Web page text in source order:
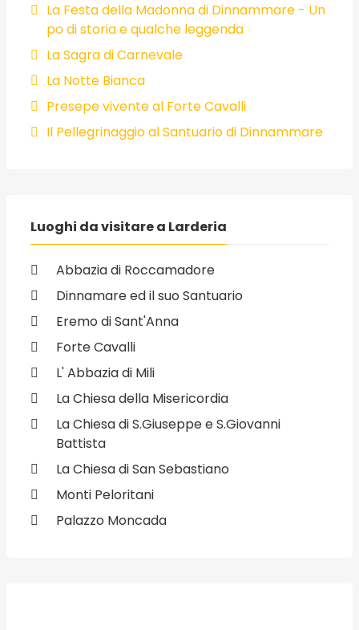
La Festa della Madonna di Dinnammare - Un
po di storia e qualche leggenda
La Sagra di Carnevale
La Notte Bianca
Presepe vivente al Forte Cavalli
Il Pellegrinaggio al Santuario di Dinnammare
Luoghi da visitare a Larderia
Abbazia di Roccamadore
Dinnamare ed il suo Santuario
Eremo di Sant'Anna
Forte Cavalli
L' Abbazia di Mili
La Chiesa della Misericordia
La Chiesa di S.Giuseppe e S.Giovanni
Battista
La Chiesa di San Sebastiano
Monti Peloritani
Palazzo Moncada